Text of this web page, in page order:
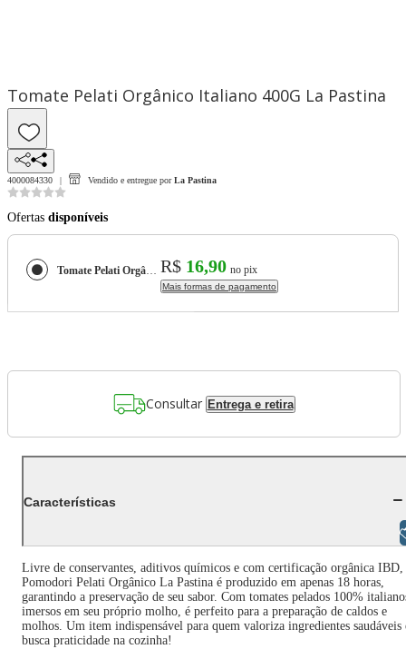
Tomate Pelati Orgânico Italiano 400G La Pastina
4000084330 Vendido e entregue por La Pastina
Ofertas disponíveis
Tomate Pelati Orgânico Italiano 400G La Pastina R$ 16,90 no pix
Mais formas de pagamento
Consultar Entrega e retira
Características
Livre de conservantes, aditivos químicos e com certificação orgânica IBD,
Pomodori Pelati Orgânico La Pastina é produzido em apenas 18 horas,
garantindo a preservação de seu sabor. Com tomates pelados 100%
imersos em seu próprio molho, é perfeito para a preparação de caldos e
molhos. Um item indispensável para quem valoriza ingredientes saudáveis
busca praticidade na cozinha!